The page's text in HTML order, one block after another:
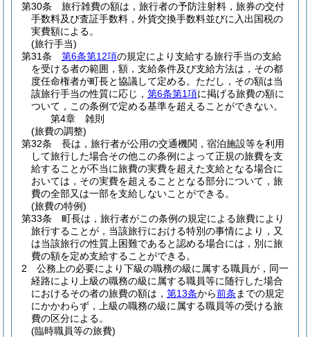
第30条
旅行雑費の額は，旅行者の予防注射料，旅券の交付
手数料及び査証手数料，外貨交換手数料並びに入出国税の
実費額による。
(旅行手当)
第31条
第6条第12項の規定により支給する旅行手当の支給
を受ける者の範囲，額，支給条件及び支給方法は，その都
度任命権者が町長と協議して定める。 ただし，その額は当
該旅行手当の性質に応じ， 第6条第1項に掲げる旅費の額に
ついて，この条例で定める基準を超えることができない。
第4章
雑則
(旅費の調整)
第32条
長は，旅行者が公用の交通機関，宿泊施設等を利用
して旅行した場合その他この条例によって正規の旅費を支
給することが不当に旅費の実費を超えた支給となる場合に
おいては，その実費を超えることとなる部分について，旅
費の全部又は一部を支給しないことができる。
(旅費の特例)
第33条
町長は，旅行者がこの条例の規定による旅費により
旅行することが，当該旅行における特別の事情により，又
は当該旅行の性質上困難であると認める場合には，別に旅
費の額を定め支給することができる。
2
公務上の必要により下級の職務の級に属する職員が，同一
経路により上級の職務の級に属する職員等に随行した場合
におけるその者の旅費の額は， 第13条から前条 までの規定
にかかわらず，上級の職務の級に属する職員等の受ける旅
費の区分による。
(臨時職員等の旅費)